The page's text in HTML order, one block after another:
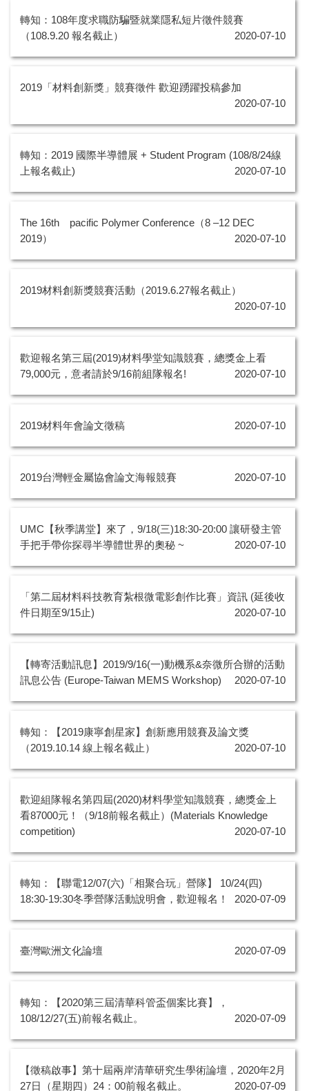
轉知：108年度求職防騙暨就業隱私短片徵件競賽
（108.9.20 報名截止）
2020-07-10
2019「材料創新獎」競賽徵件 歡迎踴躍投稿參加
2020-07-10
轉知：2019 國際半導體展 + Student Program (108/8/24線
上報名截止)
2020-07-10
The 16th pacific Polymer Conference（8 –12 DEC
2019）
2020-07-10
2019材料創新獎競賽活動（2019.6.27報名截止）
2020-07-10
歡迎報名第三屆(2019)材料學堂知識競賽，總獎金上看
79,000元，意者請於9/16前組隊報名!
2020-07-10
2019材料年會論文徵稿 2020-07-10
2019台灣輕金屬協會論文海報競賽 2020-07-10
UMC【秋季講堂】來了，9/18(三)18:30-20:00 讓研發主管
手把手帶你探尋半導體世界的奧秘 ~
2020-07-10
「第二屆材料科技教育紮根微電影創作比賽」資訊 (延後收
件日期至9/15止)
2020-07-10
【轉寄活動訊息】2019/9/16(一)動機系&奈微所合辦的活動
訊息公告 (Europe-Taiwan MEMS Workshop)
2020-07-10
轉知：【2019康寧創星家】創新應用競賽及論文獎
（2019.10.14 線上報名截止）
2020-07-10
歡迎組隊報名第四屆(2020)材料學堂知識競賽，總獎金上
看87000元！（9/18前報名截止）(Materials Knowledge
competition)
2020-07-10
轉知：【聯電12/07(六)「相聚合玩」營隊】 10/24(四)
18:30-19:30冬季營隊活動說明會，歡迎報名！
2020-07-09
臺灣歐洲文化論壇 2020-07-09
轉知：【2020第三屆清華科管盃個案比賽】，
108/12/27(五)前報名截止。
2020-07-09
【徵稿啟事】第十屆兩岸清華研究生學術論壇，2020年2月
27日（星期四）24：00前報名截止。
2020-07-09